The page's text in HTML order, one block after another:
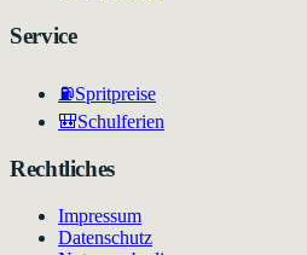
Service
⛽Spritpreise
🎒Schulferien
Rechtliches
Impressum
Datenschutz